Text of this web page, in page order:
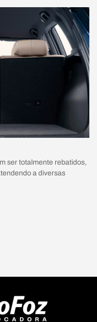
ser totalmente rebatidos,
a diversas